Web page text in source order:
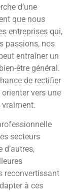
d’une
que nous
entreprises qui,
passions, nos
entraîner un
être général.
de rectifier
vers une
secteurs
d’autres,
reconvertissant
à ces